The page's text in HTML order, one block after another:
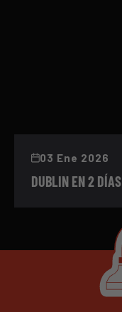
03 Ene 2026
DUBLIN EN 2 DÍAS